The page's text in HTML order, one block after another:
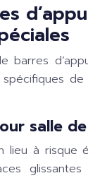
barres
salle
lieu à risque